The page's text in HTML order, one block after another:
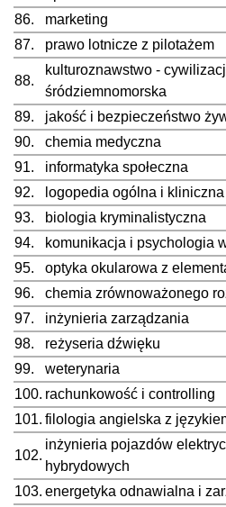
86.
marketing
87.
prawo lotnicze z pilotażem
88.
kulturoznawstwo -
śródziemnomorska
89. jakość i bezpieczeństwo
90.
chemia medyczna
91.
informatyka społeczna
92.
logopedia ogólna i kliniczna
93.
biologia kryminalistyczna
94.
komunikacja i psychologia
95.
optyka okularowa z
96.
chemia zrównoważonego
97.
inżynieria zarządzania
98.
reżyseria dźwięku
99.
weterynaria
100. rachunkowość i controlling
101. filologia angielska z
102.
inżynieria pojazdów
hybrydowych
103. energetyka odnawialna i